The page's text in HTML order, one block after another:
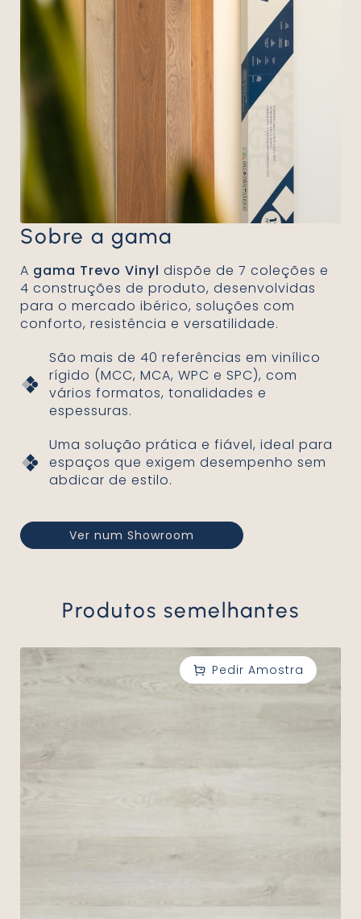
Sobre a gama
gama Trevo Vinyl dispõe de 7 coleções e
4 construções de produto, desenvolvidas
para o mercado ibérico, soluções com
conforto, resistência e versatilidade.
São mais de 40 referências em vinílico
rígido (MCC, MCA, WPC e SPC), com
vários formatos, tonalidades e
espessuras.
Uma solução prática e fiável, ideal para
espaços que exigem desempenho sem
abdicar de estilo.
Ver num Showroom
Produtos semelhantes